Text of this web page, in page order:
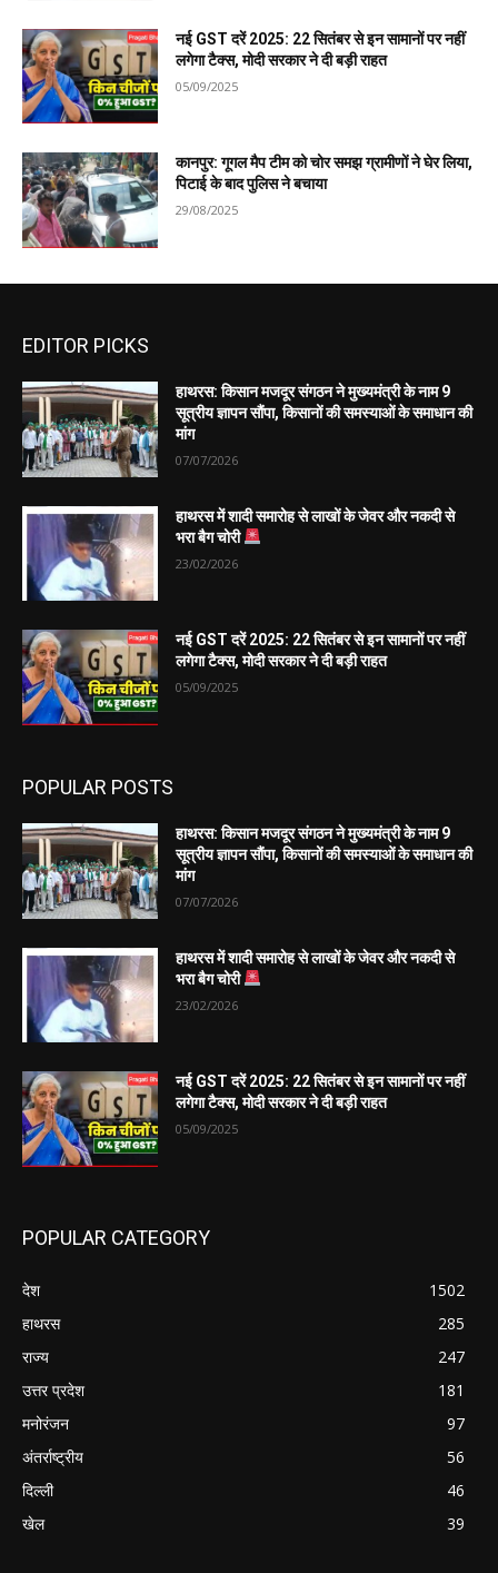
नई GST दरें 2025: 22 सितंबर से इन सामानों पर नहीं
लगेगा टैक्स, मोदी सरकार ने दी बड़ी राहत
05/09/2025
कानपुर: गूगल मैप टीम को चोर समझ ग्रामीणों ने घेर लिया,
पिटाई के बाद पुलिस ने बचाया
29/08/2025
EDITOR PICKS
हाथरस: किसान मजदूर संगठन ने मुख्यमंत्री के नाम 9
सूत्रीय ज्ञापन सौंपा, किसानों की समस्याओं के समाधान की
मांग
07/07/2026
हाथरस में शादी समारोह से लाखों के जेवर और नकदी से
भरा बैग चोरी
23/02/2026
नई GST दरें 2025: 22 सितंबर से इन सामानों पर नहीं
लगेगा टैक्स, मोदी सरकार ने दी बड़ी राहत
05/09/2025
POPULAR POSTS
हाथरस: किसान मजदूर संगठन ने मुख्यमंत्री के नाम 9
सूत्रीय ज्ञापन सौंपा, किसानों की समस्याओं के समाधान की
मांग
07/07/2026
हाथरस में शादी समारोह से लाखों के जेवर और नकदी से
भरा बैग चोरी
23/02/2026
नई GST दरें 2025: 22 सितंबर से इन सामानों पर नहीं
लगेगा टैक्स, मोदी सरकार ने दी बड़ी राहत
05/09/2025
POPULAR CATEGORY
देश
1502
हाथरस
285
राज्य
247
उत्तर प्रदेश
181
मनोरंजन
97
अंतर्राष्ट्रीय
56
दिल्ली
46
खेल
39